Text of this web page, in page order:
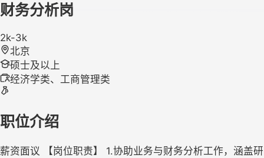
财务分析岗
2k-3k
北京
硕士及以上
经济学类、工商管理类
职位介绍
薪资面议 【岗位职责】 1.协助业务与财务分析工作，涵盖研